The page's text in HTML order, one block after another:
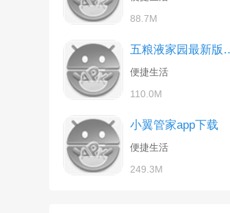
88.7M
五粮液
便捷生活
110.0M
小翼管家app下载
便捷生活
249.3M